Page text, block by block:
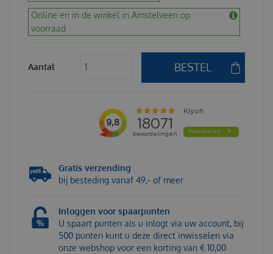
Online en in de winkel in Amstelveen op
voorraad
Aantal
Gratis verzending
bij besteding vanaf 49,- of meer
Inloggen voor spaarpunten
U spaart punten als u inlogt via uw account, bij
500 punten kunt u deze direct inwisselen via
onze webshop voor een korting van € 10,00